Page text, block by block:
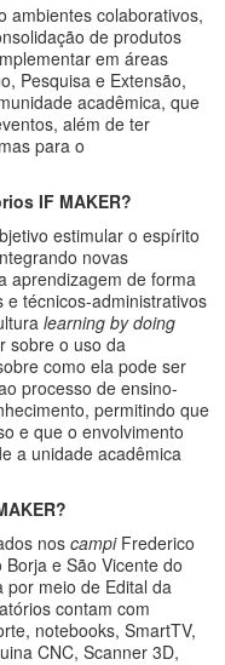
ambientes colaborativos,
de produtos
em áreas
Pesquisa e Extensão,
acadêmica, que
além de ter
para o
IF MAKER?
estimular o espírito
novas
aprendizagem de forma
e técnicos-administrativos
learning by doing
sobre o uso da
como ela pode ser
processo de ensino-
permitindo que
e que o envolvimento
a unidade acadêmica
nos campiFrederico
e São Vicente do
meio de Edital da
contam com
notebooks, SmartTV,
CNC, Scanner 3D,